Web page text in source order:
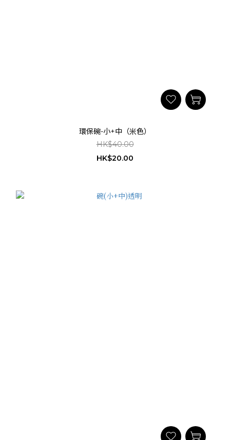
環保碗-小+中（米色）
HK$40.00
HK$20.00